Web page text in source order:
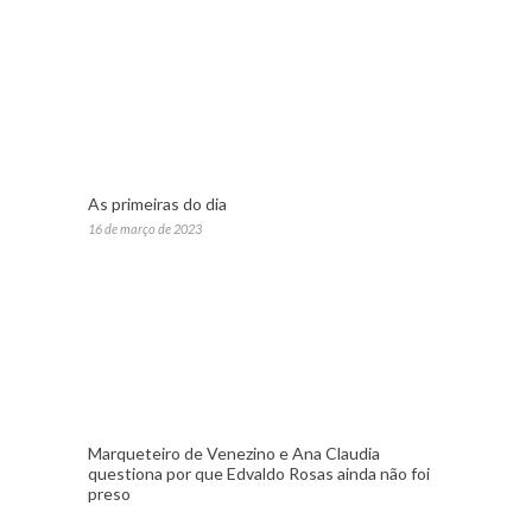
As primeiras do dia
16 de março de 2023
Marqueteiro de Venezino e Ana Claudia
questiona por que Edvaldo Rosas ainda não foi
preso